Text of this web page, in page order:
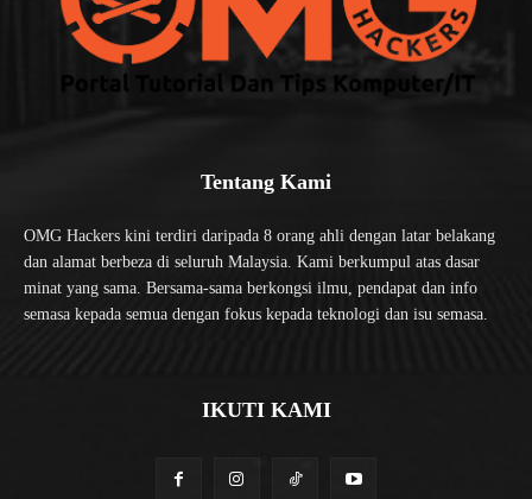
Tentang Kami
OMG Hackers kini terdiri daripada 8 orang ahli dengan latar belakang
dan alamat berbeza di seluruh Malaysia. Kami berkumpul atas dasar
minat yang sama. Bersama-sama berkongsi ilmu, pendapat dan info
semasa kepada semua dengan fokus kepada teknologi dan isu semasa.
IKUTI KAMI